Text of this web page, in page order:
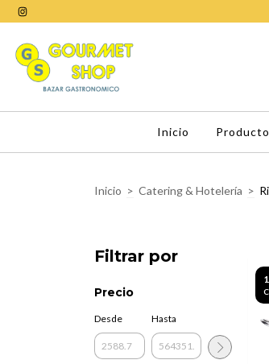
Inicio
Inicio > Catering & Hotelería >
Filtrar por
Precio
Desde Hasta